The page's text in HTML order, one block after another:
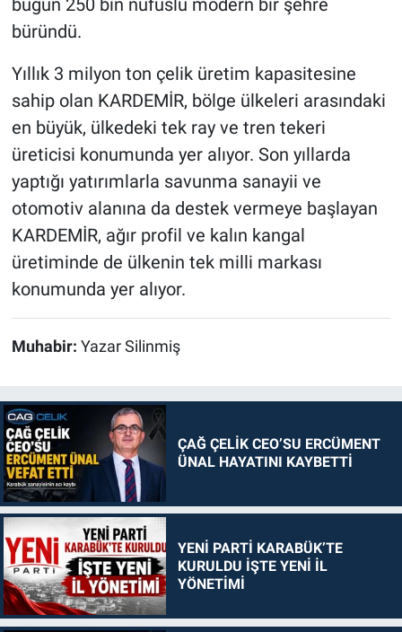
bugün 250 bin nüfuslu modern bir şehre
büründü.
Yıllık 3 milyon ton çelik üretim kapasitesine
sahip olan KARDEMİR, bölge ülkeleri arasındaki
en büyük, ülkedeki tek ray ve tren tekeri
üreticisi konumunda yer alıyor. Son yıllarda
yaptığı yatırımlarla savunma sanayii ve
otomotiv alanına da destek vermeye başlayan
KARDEMİR, ağır profil ve kalın kangal
üretiminde de ülkenin tek milli markası
konumunda yer alıyor.
Muhabir: Yazar Silinmiş
ÇAĞ ÇELİK CEO’SU ERCÜMENT
ÜNAL HAYATINI KAYBETTİ
YENİ PARTİ KARABÜK’TE
KURULDU İŞTE YENİ İL
YÖNETİMİ